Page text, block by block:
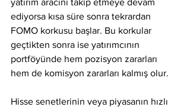
ediyorsa kısa süre sonra tekrardan
FOMO korkusu başlar. Bu korkular
geçtikten sonra ise yatırımcının
portföyünde hem pozisyon zararları
hem de komisyon zararları kalmış olur.
Hisse senetlerinin veya piyasanın hızlı